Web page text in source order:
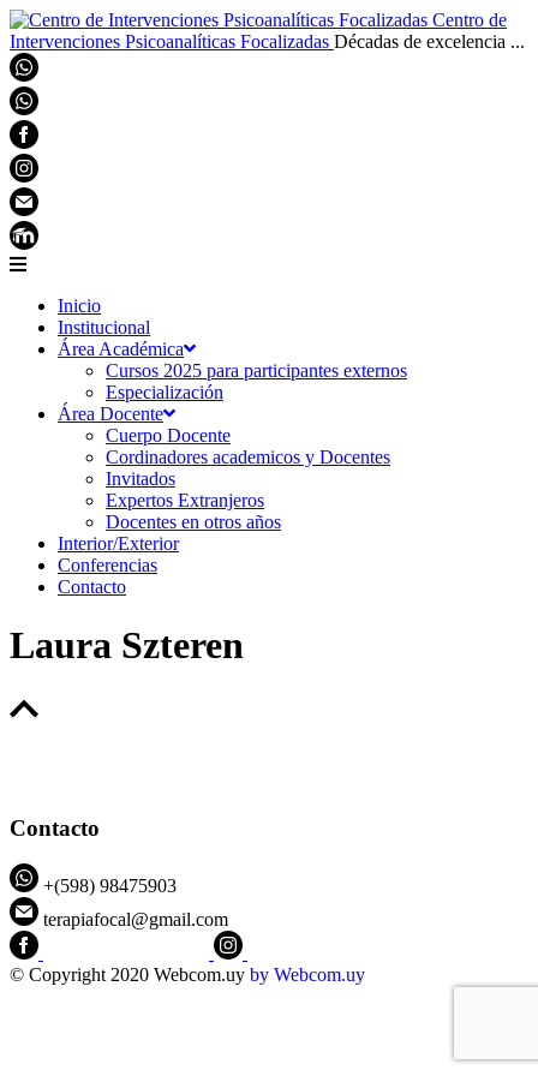
Centro de
Intervenciones Psicoanalíticas Focalizadas Décadas de excelencia ...
Inicio
Institucional
Área Académica
Cursos 2025 para participantes externos
Especialización
Área Docente
Cuerpo Docente
Cordinadores academicos y Docentes
Invitados
Expertos Extranjeros
Docentes en otros años
Interior/Exterior
Conferencias
Contacto
Laura Szteren
Contacto
+(598) 98475903
terapiafocal@gmail.com
© Copyright 2020 Webcom.uy by Webcom.uy